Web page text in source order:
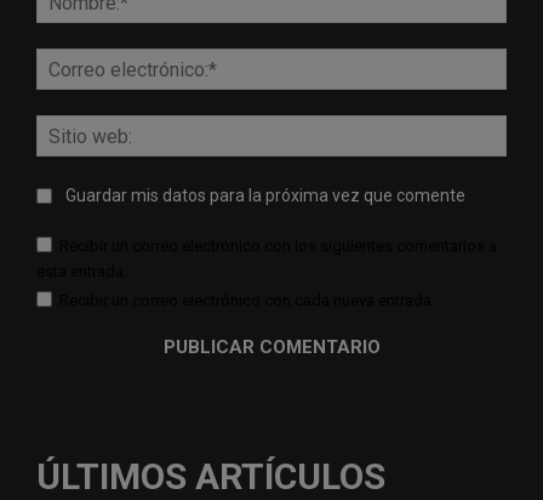
web:
Guardar mis datos para la próxima vez que comente
ÚLTIMOS ARTÍCULOS